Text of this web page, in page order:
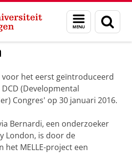
Menu
en
zoeken
Melle
voor het eerst geïntroduceerd
(Developmental
Congres' op 30 januari 2016.
Bernardi, een onderzoeker
London, is door de
het MELLE-project een